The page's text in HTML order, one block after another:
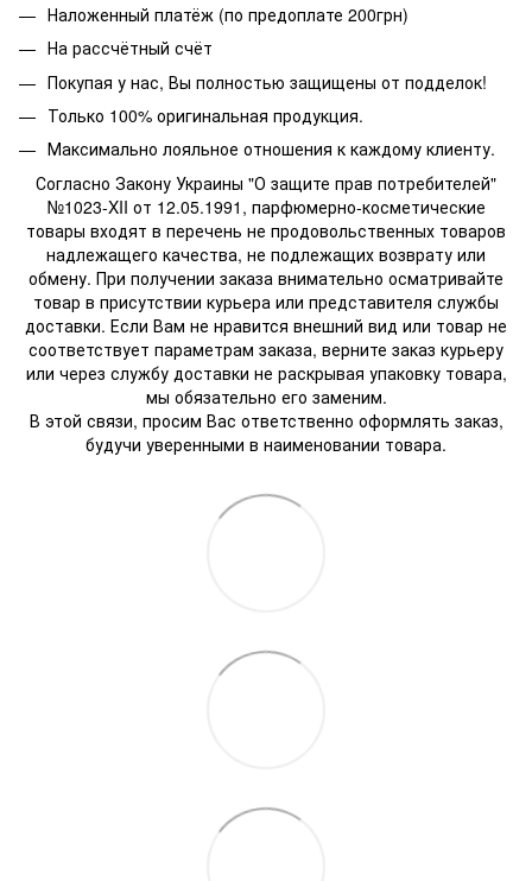
Наложенный платёж (по предоплате 200грн)
На рассчётный счёт
Покупая у нас, Вы полностью защищены от подделок!
Только 100% оригинальная продукция.
Максимально лояльное отношения к каждому клиенту.
Согласно Закону Украины "О защите прав потребителей"
№1023-XII от 12.05.1991, парфюмерно-косметические
товары входят в перечень не продовольственных товаров
надлежащего качества, не подлежащих возврату или
обмену. При получении заказа внимательно осматривайте
товар в присутствии курьера или представителя службы
доставки. Если Вам не нравится внешний вид или товар не
соответствует параметрам заказа, верните заказ курьеру
или через службу доставки не раскрывая упаковку товара,
мы обязательно его заменим.
В этой связи, просим Вас ответственно оформлять заказ,
будучи уверенными в наименовании товара.